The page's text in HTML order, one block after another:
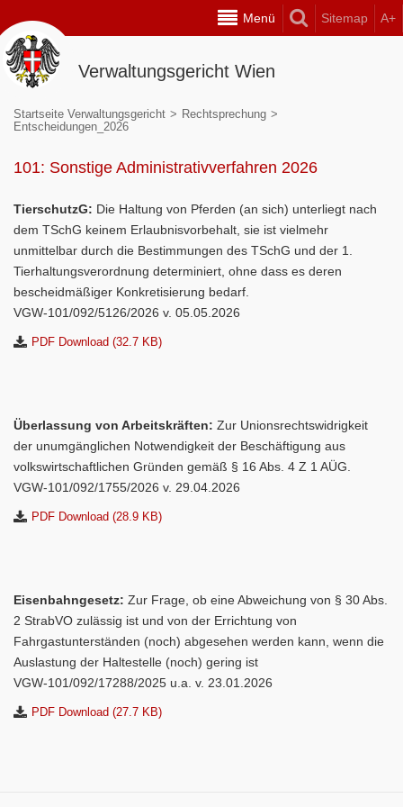
Menü Sitemap A+
Verwaltungsgericht Wien
Startseite Verwaltungsgericht > Rechtsprechung >
Entscheidungen_2026
101: Sonstige Administrativverfahren 2026
TierschutzG: Die Haltung von Pferden (an sich) unterliegt nach
dem TSchG keinem Erlaubnisvorbehalt, sie ist vielmehr
unmittelbar durch die Bestimmungen des TSchG und der 1.
Tierhaltungsverordnung determiniert, ohne dass es deren
bescheidmäßiger Konkretisierung bedarf.
VGW-101/092/5126/2026 v. 05.05.2026
PDF Download (32.7 KB)
Überlassung von Arbeitskräften: Zur Unionsrechtswidrigkeit
der unumgänglichen Notwendigkeit der Beschäftigung aus
volkswirtschaftlichen Gründen gemäß § 16 Abs. 4 Z 1 AÜG.
VGW-101/092/1755/2026 v. 29.04.2026
PDF Download (28.9 KB)
Eisenbahngesetz: Zur Frage, ob eine Abweichung von § 30 Abs.
2 StrabVO zulässig ist und von der Errichtung von
Fahrgastunterständen (noch) abgesehen werden kann, wenn die
Auslastung der Haltestelle (noch) gering ist
VGW-101/092/17288/2025 u.a. v. 23.01.2026
PDF Download (27.7 KB)